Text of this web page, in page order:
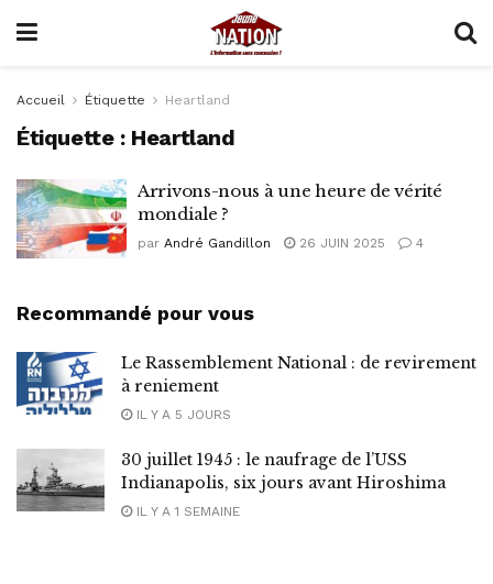
Accueil Étiquette Heartland
Étiquette : Heartland
Arrivons-nous à une heure de vérité
mondiale ?
par André Gandillon 26 JUIN 2025 4
Recommandé pour vous
Le Rassemblement National : de revirement
à reniement
IL Y A 5 JOURS
30 juillet 1945 : le naufrage de l’USS
Indianapolis, six jours avant Hiroshima
IL Y A 1 SEMAINE